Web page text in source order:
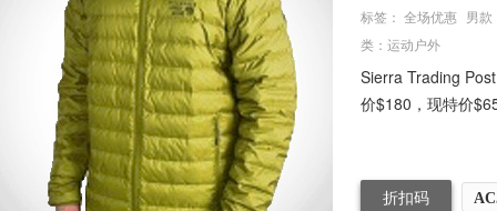
标签： 全场优惠 男款
类： 运动户外
Sierra Trading
价$180，现特价
折扣码